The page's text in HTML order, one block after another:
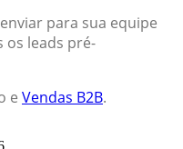
para sua equipe
os leads pré-
e Vendas B2B.